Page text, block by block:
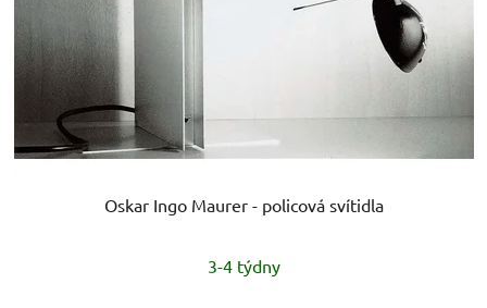
Oskar Ingo Maurer - policová svítidla
hodnocení
3-4 týdny